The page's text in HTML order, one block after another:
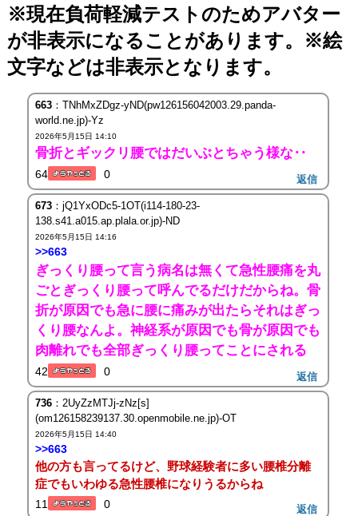
※現在負荷軽減テストのためアバター
が非表示になることがあります。※絵
文字などは非表示となります。
663：TNhMxZDgz-yND(pw126156042003.29.panda-
world.ne.jp)-Yz
2026年5月15日 14:10
骨折とギックリ腰ではだいぶとちゃう様な‥
64 0 返信
673：jQ1YxODc5-1OT(i114-180-23-
138.s41.a015.ap.plala.or.jp)-ND
2026年5月15日 14:16
>>663
ぎっくり腰って言う病名は無くて急性腰痛を丸
ごとぎっくり腰って呼んでるだけだからね。骨
折が原因でも急に腰に痛みが出たらそれはぎっ
くり腰なんよ。神経系が原因でも骨が原因でも
肉離れでも全部ぎっくり腰ってことにされる
42 0 返信
736：2UyZzMTJj-zNz[s]
(om126158239137.30.openmobile.ne.jp)-OT
2026年5月15日 14:40
>>663
他の方も言ってるけど、野球経験者に多い腰椎分離
症でもいわゆる急性腰椎になりうるからね
11 0 返信